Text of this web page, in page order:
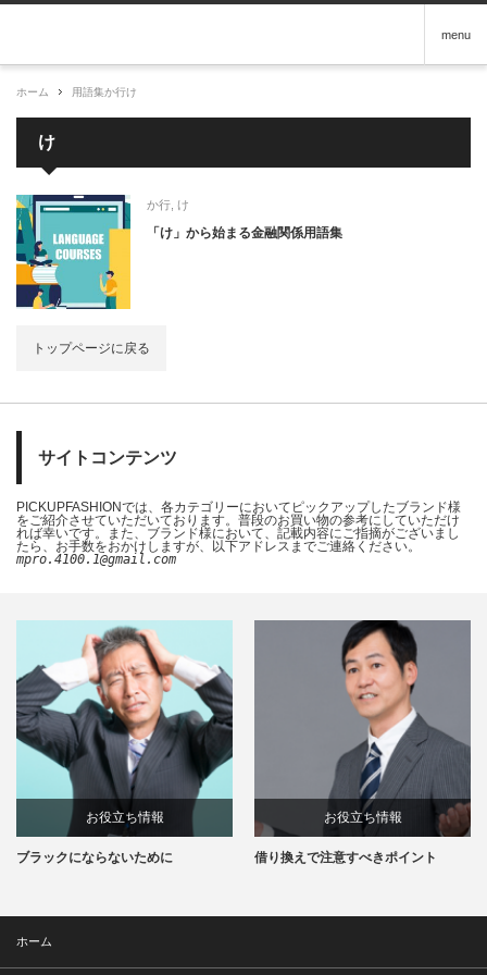
menu
ホーム 用語集か行け
け
か行, け
「け」から始まる金融関係用語集
トップページに戻る
サイトコンテンツ
PICKUPFASHIONでは、各カテゴリーにおいてピックアップしたブランド様
をご紹介させていただいております。普段のお買い物の参考にしていただけ
れば幸いです。また、ブランド様において、記載内容にご指摘がございまし
たら、お手数をおかけしますが、以下アドレスまでご連絡ください。
mpro.4100.1@gmail.com
お役立ち情報
ブラックにならないために
お役立ち情報
借り換えで注意すべきポイント
ホーム